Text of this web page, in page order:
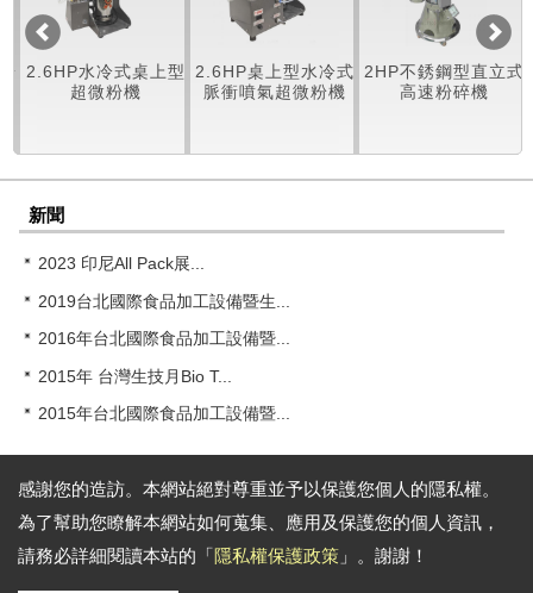
感謝您的造訪。本網站絕對尊重並予以保護您個人的隱私權。
為了幫助您瞭解本網站如何蒐集、應用及保護您的個人資訊，
請務必詳細閱讀本站的「隱私權保護政策 」。謝謝！
2.6HP水冷式桌上型
超微粉機
2.6HP桌上型水冷式
脈衝噴氣超微粉機
2HP不銹鋼型直立式
高速粉碎機
新聞
2023 印尼All Pack展...
2019台北國際食品加工設備暨生...
2016年台北國際食品加工設備暨...
2015年 台灣生技月Bio T...
2015年台北國際食品加工設備暨...
通訊地址:
台中巿大里區大衛路46號
電話: 886-4-24078277 傳真: 886-4-24078338